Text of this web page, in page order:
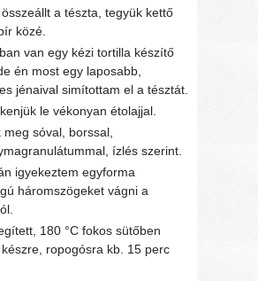
a tészta, tegyük kettő
közé.
van egy kézi tortilla készítő
de én most egy laposabb,
jénaival simítottam el a tésztát.
le vékonyan étolajjal.
meg sóval, borssal,
ízlés szerint.
igyekeztem egyforma
háromszögeket vágni a
180 °C fokos sütőben
ropogósra kb. 15 perc